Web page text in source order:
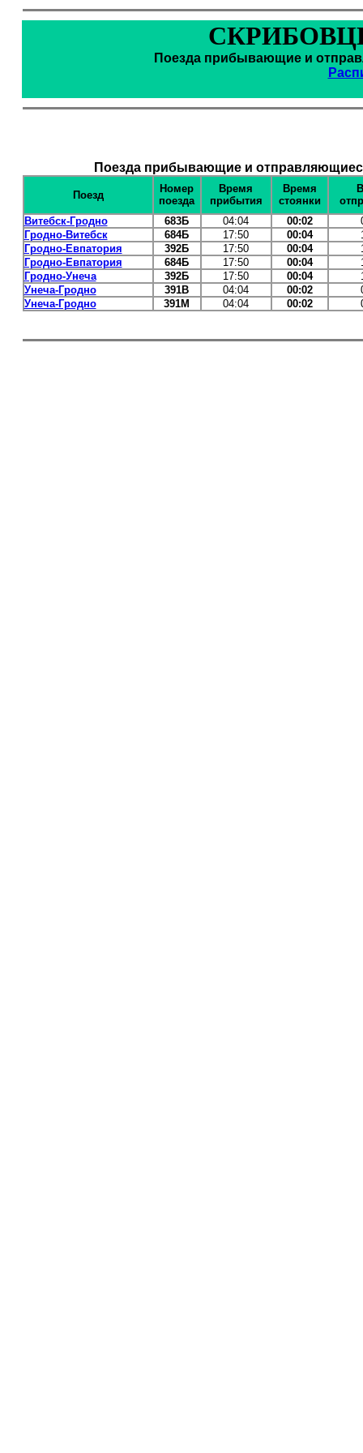
Поезда прибывающие и
Поезда прибывающие и
Поезд
Номер
поезда
Время
прибытия
Время
стоянки
Витебск-Гродно
683Б 04:04 00:02
Гродно-Витебск
684Б 17:50 00:04
Гродно-Евпатория
392Б 17:50 00:04
Гродно-Евпатория
684Б 17:50 00:04
Гродно-Унеча
392Б 17:50 00:04
Унеча-Гродно
391В 04:04 00:02
Унеча-Гродно
391М 04:04 00:02